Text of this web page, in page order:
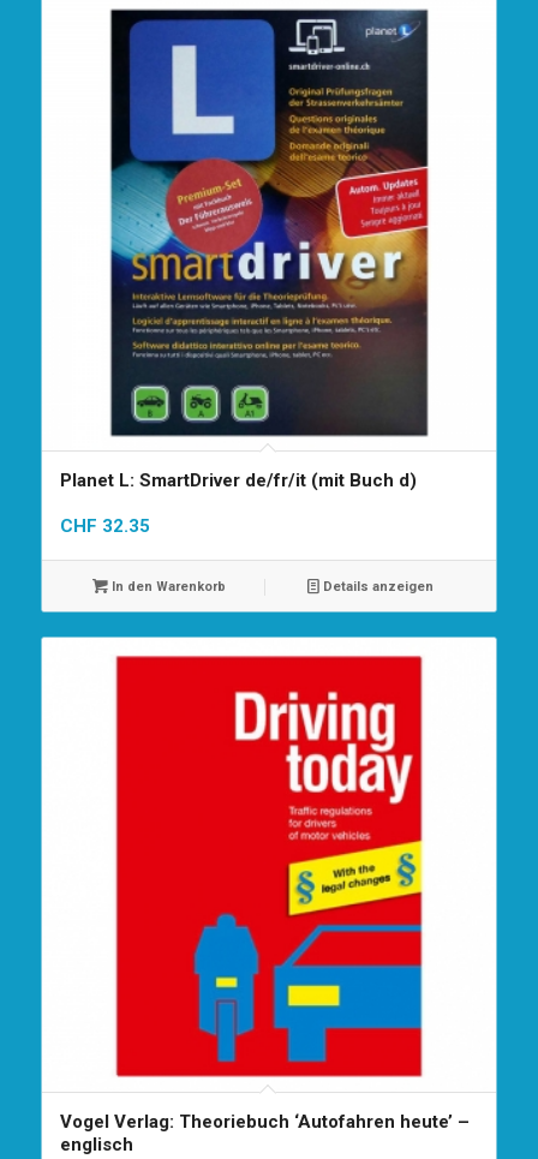
Planet L: SmartDriver de/fr/it (mit Buch d)
CHF 32.35
In den Warenkorb Details anzeigen
Vogel Verlag: Theoriebuch ‘Autofahren heute’ –
englisch